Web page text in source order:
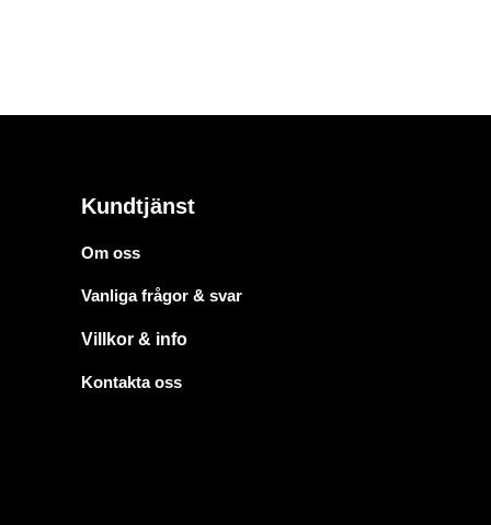
Kundtjänst
Om oss
Vanliga frågor & svar
Villkor & info
Kontakta oss